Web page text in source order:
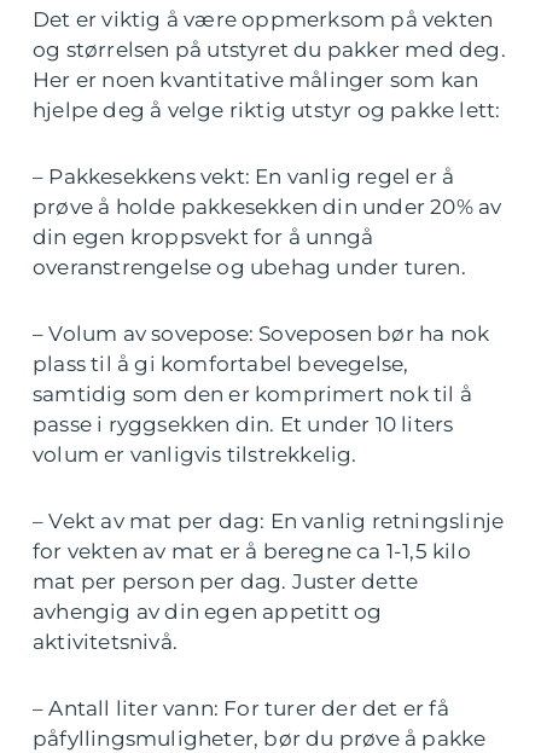
Det er viktig å være oppmerksom på vekten
og størrelsen på utstyret du pakker med deg.
Her er noen kvantitative målinger som kan
hjelpe deg å velge riktig utstyr og pakke lett:
– Pakkesekkens vekt: En vanlig regel er å
prøve å holde pakkesekken din under 20% av
din egen kroppsvekt for å unngå
overanstrengelse og ubehag under turen.
– Volum av sovepose: Soveposen bør ha nok
plass til å gi komfortabel bevegelse,
samtidig som den er komprimert nok til å
passe i ryggsekken din. Et under 10 liters
volum er vanligvis tilstrekkelig.
– Vekt av mat per dag: En vanlig retningslinje
for vekten av mat er å beregne ca 1-1,5 kilo
mat per person per dag. Juster dette
avhengig av din egen appetitt og
aktivitetsnivå.
– Antall liter vann: For turer der det er få
påfyllingsmuligheter, bør du prøve å pakke